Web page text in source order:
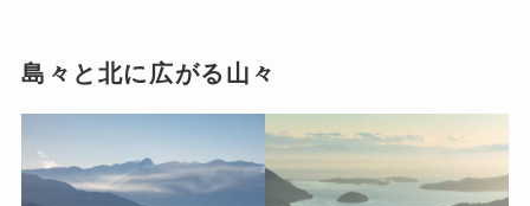
島々と北に広がる山々